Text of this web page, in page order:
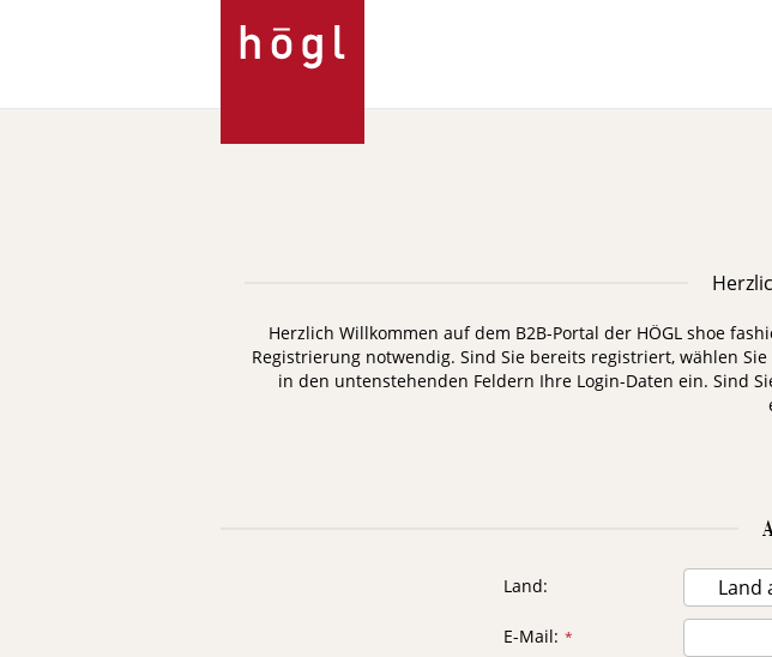
Direkt
zum
Herzlich Willkommen auf dem B2B-Portal der HÖGL shoe
Registrierung notwendig. Sind Sie bereits registriert, wählen
in den untenstehenden Feldern Ihre Login-Daten ein. Sind
Land
E-Mail